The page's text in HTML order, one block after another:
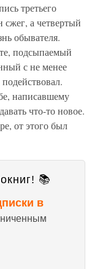
третьего
а четвертый
обывателя.
подсыпаемый
с не менее
написавшему
что-то новое.
от этого был
📚
в